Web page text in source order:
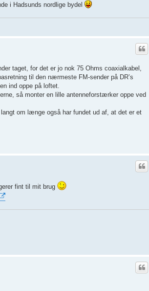
i Hadsunds nordlige bydel
taget, for det er jo nok 75 Ohms coaxialkabel,
til den nærmeste FM-sender på DR’s
ind oppe på loftet.
så monter en lille antenneforstærker oppe ved
om længe også har fundet ud af, at det er et
fint til mit brug